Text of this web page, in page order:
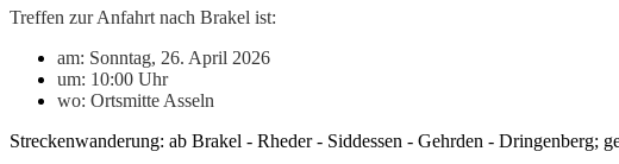
Treffen zur Anfahrt nach Brakel ist:
am: Sonntag, 26. April 2026
um: 10:00 Uhr
wo: Ortsmitte Asseln
Streckenwanderung: ab Brakel - Rheder - Siddessen - Gehrden - Dringenberg;